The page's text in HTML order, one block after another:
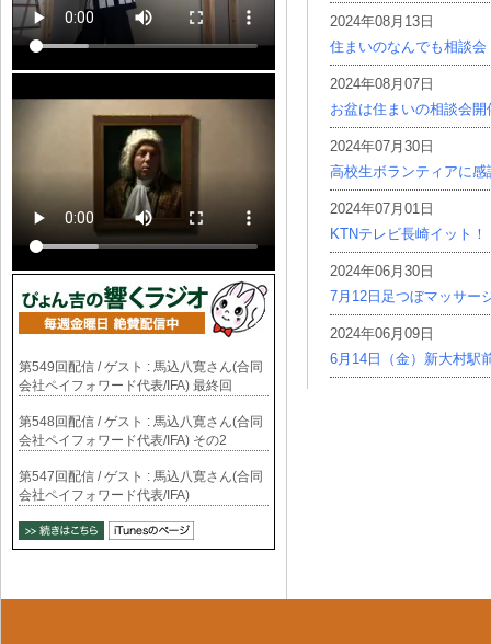
2024年08月13日
住まいのなんでも相談会
2024年08月07日
お盆は住まいの相談会開
2024年07月30日
高校生ボランティアに感
2024年07月01日
KTNテレビ長崎イット！
2024年06月30日
7月12日足つぼマッサー
2024年06月09日
6月14日（金）新大村駅
第549回配信 / ゲスト : 馬込八寛さん(合同
会社ペイフォワード代表/IFA) 最終回
第548回配信 / ゲスト : 馬込八寛さん(合同
会社ペイフォワード代表/IFA) その2
第547回配信 / ゲスト : 馬込八寛さん(合同
会社ペイフォワード代表/IFA)